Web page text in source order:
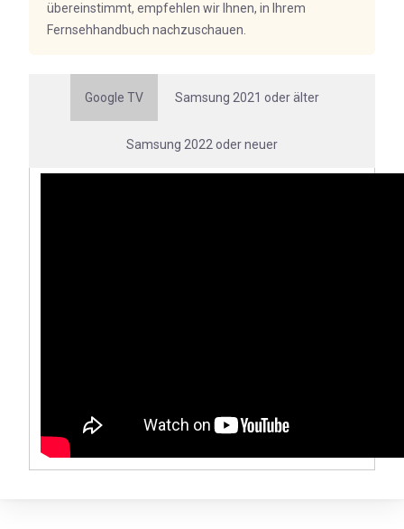
übereinstimmt, empfehlen wir Ihnen, in Ihrem
Fernsehhandbuch nachzuschauen.
Google TV Samsung 2021 oder älter
Samsung 2022 oder neuer